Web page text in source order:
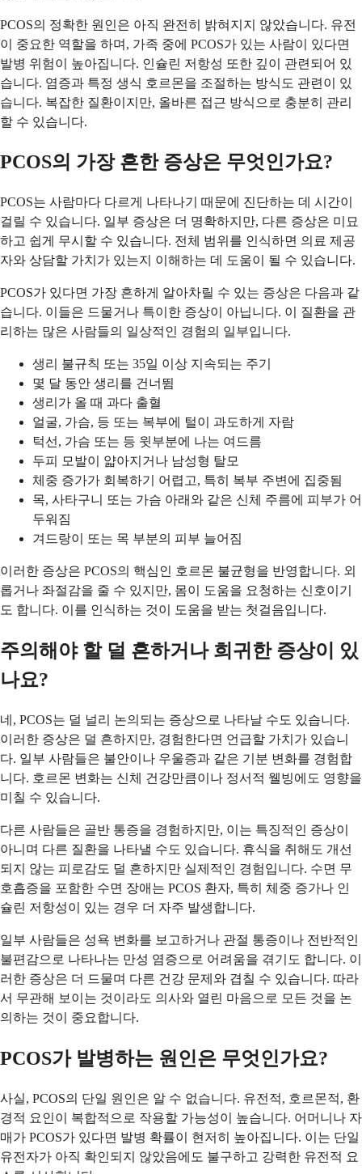
PCOS의 정확한 원인은 아직 완전히 밝혀지지 않았습니다. 유전
이 중요한 역할을 하며, 가족 중에 PCOS가 있는 사람이 있다면
발병 위험이 높아집니다. 인슐린 저항성 또한 깊이 관련되어 있
습니다. 염증과 특정 생식 호르몬을 조절하는 방식도 관련이 있
습니다. 복잡한 질환이지만, 올바른 접근 방식으로 충분히 관리
할 수 있습니다.
PCOS의 가장 흔한 증상은 무엇인가요?
PCOS는 사람마다 다르게 나타나기 때문에 진단하는 데 시간이
걸릴 수 있습니다. 일부 증상은 더 명확하지만, 다른 증상은 미묘
하고 쉽게 무시할 수 있습니다. 전체 범위를 인식하면 의료 제공
자와 상담할 가치가 있는지 이해하는 데 도움이 될 수 있습니다.
PCOS가 있다면 가장 흔하게 알아차릴 수 있는 증상은 다음과 같
습니다. 이들은 드물거나 특이한 증상이 아닙니다. 이 질환을 관
리하는 많은 사람들의 일상적인 경험의 일부입니다.
생리 불규칙 또는 35일 이상 지속되는 주기
몇 달 동안 생리를 건너뜀
생리가 올 때 과다 출혈
얼굴, 가슴, 등 또는 복부에 털이 과도하게 자람
턱선, 가슴 또는 등 윗부분에 나는 여드름
두피 모발이 얇아지거나 남성형 탈모
체중 증가가 회복하기 어렵고, 특히 복부 주변에 집중됨
목, 사타구니 또는 가슴 아래와 같은 신체 주름에 피부가 어
두워짐
겨드랑이 또는 목 부분의 피부 늘어짐
이러한 증상은 PCOS의 핵심인 호르몬 불균형을 반영합니다. 외
롭거나 좌절감을 줄 수 있지만, 몸이 도움을 요청하는 신호이기
도 합니다. 이를 인식하는 것이 도움을 받는 첫걸음입니다.
주의해야 할 덜 흔하거나 희귀한 증상이 있
나요?
네, PCOS는 덜 널리 논의되는 증상으로 나타날 수도 있습니다.
이러한 증상은 덜 흔하지만, 경험한다면 언급할 가치가 있습니
다. 일부 사람들은 불안이나 우울증과 같은 기분 변화를 경험합
니다. 호르몬 변화는 신체 건강만큼이나 정서적 웰빙에도 영향을
미칠 수 있습니다.
다른 사람들은 골반 통증을 경험하지만, 이는 특징적인 증상이
아니며 다른 질환을 나타낼 수도 있습니다. 휴식을 취해도 개선
되지 않는 피로감도 덜 흔하지만 실제적인 경험입니다. 수면 무
호흡증을 포함한 수면 장애는 PCOS 환자, 특히 체중 증가나 인
슐린 저항성이 있는 경우 더 자주 발생합니다.
일부 사람들은 성욕 변화를 보고하거나 관절 통증이나 전반적인
불편감으로 나타나는 만성 염증으로 어려움을 겪기도 합니다. 이
러한 증상은 더 드물며 다른 건강 문제와 겹칠 수 있습니다. 따라
서 무관해 보이는 것이라도 의사와 열린 마음으로 모든 것을 논
의하는 것이 중요합니다.
PCOS가 발병하는 원인은 무엇인가요?
사실, PCOS의 단일 원인은 알 수 없습니다. 유전적, 호르몬적, 환
경적 요인이 복합적으로 작용할 가능성이 높습니다. 어머니나 자
매가 PCOS가 있다면 발병 확률이 현저히 높아집니다. 이는 단일
유전자가 아직 확인되지 않았음에도 불구하고 강력한 유전적 요